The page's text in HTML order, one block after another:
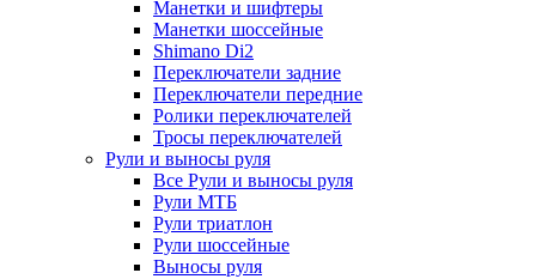
Манетки и шифтеры
Манетки шоссейные
Shimano Di2
Переключатели задние
Переключатели передние
Ролики переключателей
Тросы переключателей
Рули и выносы руля
Все Рули и выносы руля
Рули МТБ
Рули триатлон
Рули шоссейные
Выносы руля